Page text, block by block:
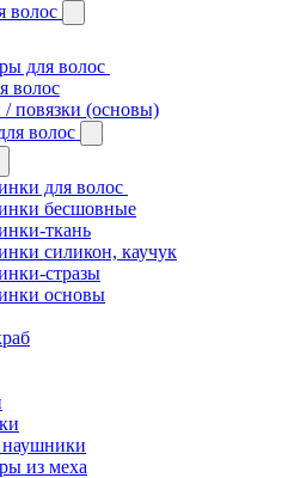
волос
для волос
волос
повязки (основы)
волос
для волос
бесшовные
ткань
силикон, каучук
стразы
основы
из меха